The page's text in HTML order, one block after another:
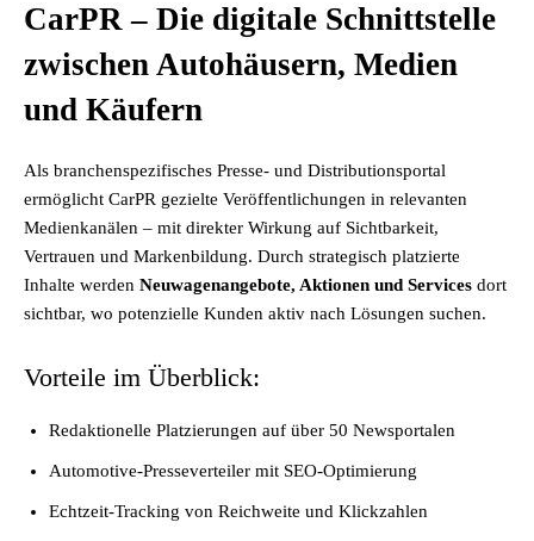
CarPR – Die digitale Schnittstelle
zwischen Autohäusern, Medien
und Käufern
Als branchenspezifisches Presse- und Distributionsportal
ermöglicht CarPR gezielte Veröffentlichungen in relevanten
Medienkanälen – mit direkter Wirkung auf Sichtbarkeit,
Vertrauen und Markenbildung. Durch strategisch platzierte
Inhalte werden Neuwagenangebote, Aktionen und Services dort
sichtbar, wo potenzielle Kunden aktiv nach Lösungen suchen.
Vorteile im Überblick:
Redaktionelle Platzierungen auf über 50 Newsportalen
Automotive-Presseverteiler mit SEO-Optimierung
Echtzeit-Tracking von Reichweite und Klickzahlen